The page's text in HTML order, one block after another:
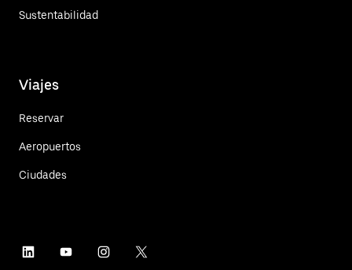
Sustentabilidad
Viajes
Reservar
Aeropuertos
Ciudades